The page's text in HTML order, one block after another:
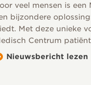
veel mensen is
bijzondere
Met deze unieke
Centrum
Nieuwsbericht lezen